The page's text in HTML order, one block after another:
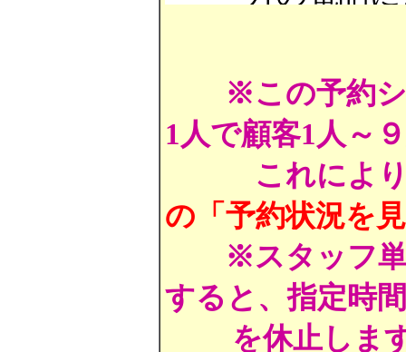
※この予約シ
1人で顧客1人～
これによ
の「予約状況を
※スタッフ
すると、指定時
を休止しま